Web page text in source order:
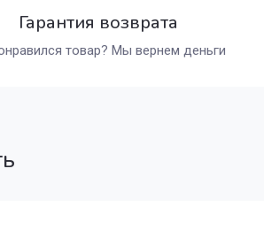
Гарантия возврата
товар? Мы вернем деньги